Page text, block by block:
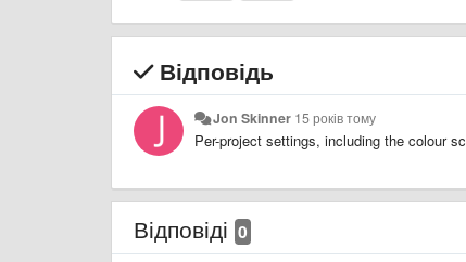
Відповідь
Jon Skinner 15 років тому
Per-project settings, including the colour
Відповіді 0